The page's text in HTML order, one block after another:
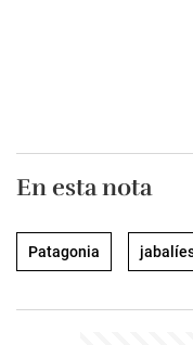
En esta nota
Patagonia